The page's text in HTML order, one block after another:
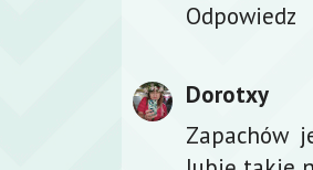
Odpowiedz
Dorotxy
Zapachów